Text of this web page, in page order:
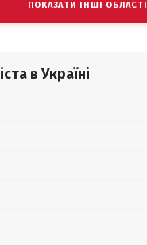
ПОКАЗАТИ ІНШІ ОБЛАСТІ
в Україні